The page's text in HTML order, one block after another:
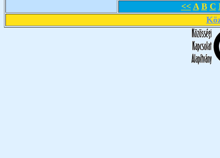
<< A B C